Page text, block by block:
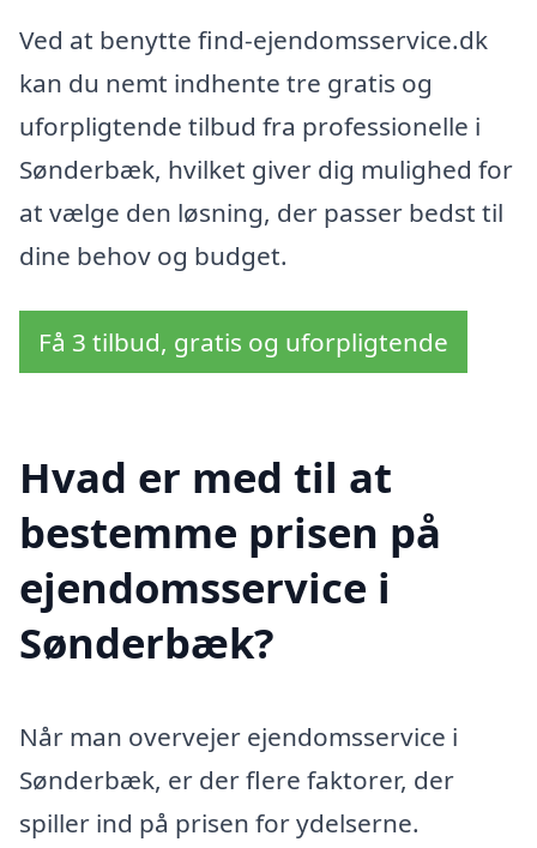
Ved at benytte find-ejendomsservice.dk
kan du nemt indhente tre gratis og
uforpligtende tilbud fra professionelle i
Sønderbæk, hvilket giver dig mulighed for
at vælge den løsning, der passer bedst til
dine behov og budget.
Få 3 tilbud, gratis og uforpligtende
Hvad er med til at
bestemme prisen på
ejendomsservice i
Sønderbæk?
Når man overvejer ejendomsservice i
Sønderbæk, er der flere faktorer, der
spiller ind på prisen for ydelserne.